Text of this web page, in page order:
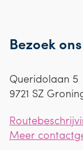
Bezoek ons
Queridolaan 5
9721 SZ
Meer